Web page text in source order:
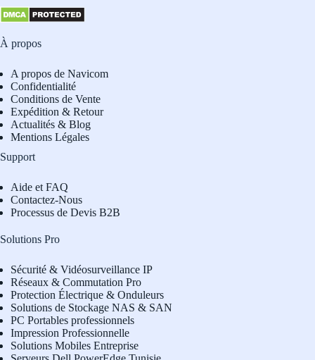
À propos
A propos de Navicom
Confidentialité
Conditions de Vente
Expédition & Retour
Actualités & Blog
Mentions Légales
Support
Aide et FAQ
Contactez-Nous
Processus de Devis B2B
Solutions Pro
Sécurité & Vidéosurveillance IP
Réseaux & Commutation Pro
Protection Électrique & Onduleurs
Solutions de Stockage NAS & SAN
PC Portables professionnels
Impression Professionnelle
Solutions Mobiles Entreprise